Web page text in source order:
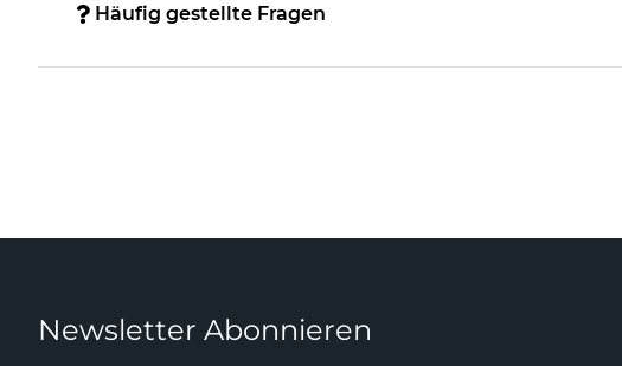
Häufig gestellte Fragen
Newsletter Abonnieren